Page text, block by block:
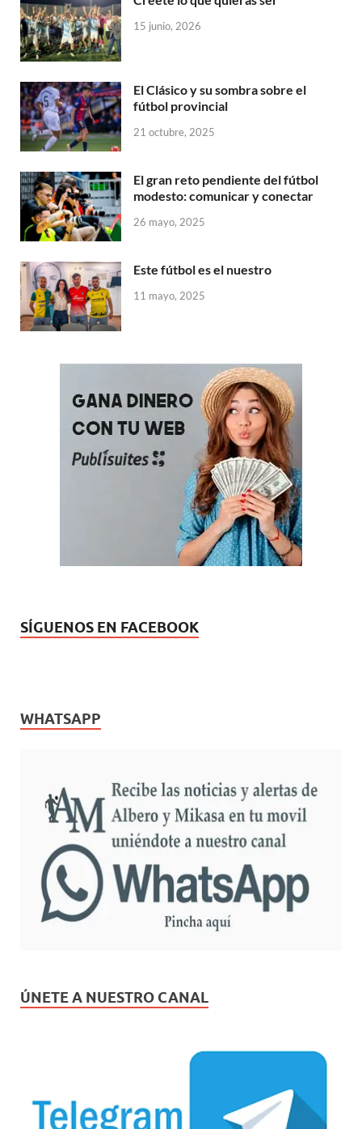
15 junio, 2026
El Clásico y su sombra sobre el
fútbol provincial
21 octubre, 2025
El gran reto pendiente del fútbol
modesto: comunicar y conectar
26 mayo, 2025
Este fútbol es el nuestro
11 mayo, 2025
SÍGUENOS EN FACEBOOK
WHATSAPP
ÚNETE A NUESTRO CANAL